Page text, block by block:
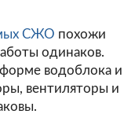
СЖО похожи
одинаков.
водоблока и
вентиляторы и